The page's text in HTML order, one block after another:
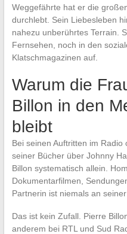
Weggefährte hat er die
durchlebt. Sein Liebesleben
nahezu unberührtes Terrain.
Fernsehen, noch in den
Klatschmagazinen auf.
Warum die
Billon in den
bleibt
Bei seinen Auftritten im
seiner Bücher über Johnny
Billon systematisch allein.
Dokumentarfilmen,
Partnerin ist niemals an
Das ist kein Zufall. Pierre
anderem bei RTL und Sud